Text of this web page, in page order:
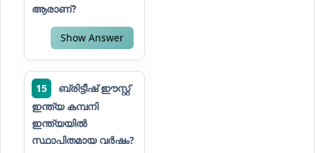
ആരാണ്?
Show Answer
15
ബ്രിട്ടീഷ് ഈസ്റ്റ്
ഇന്ത്യ കമ്പനി
ഇന്ത്യയിൽ
സ്ഥാപിതമായ വർഷം?